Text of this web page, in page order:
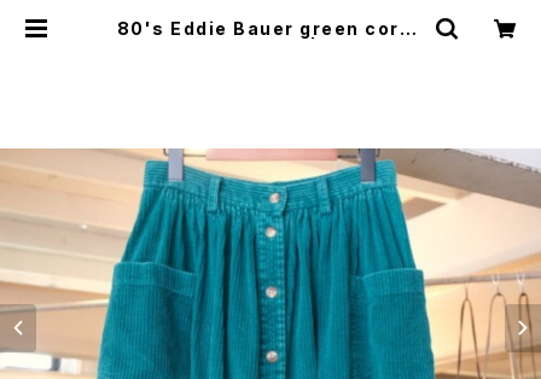
80's Eddie Bauer green cordu